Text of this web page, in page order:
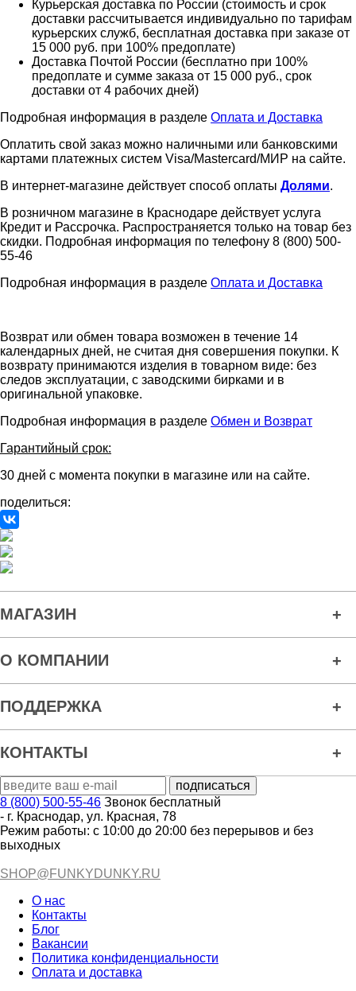
Курьерская доставка по России (стоимость и срок
доставки рассчитывается индивидуально по тарифам
курьерских служб, бесплатная доставка при заказе от
15 000 руб. при 100% предоплате)
Доставка Почтой России (бесплатно при 100%
предоплате и сумме заказа от 15 000 руб., срок
доставки от 4 рабочих дней)
Подробная информация в разделе Оплата и Доставка
Оплатить свой заказ можно наличными или банковскими
картами платежных систем Visa/Mastercard/МИР на сайте.
В интернет-магазине действует способ оплаты Долями.
В розничном магазине в Краснодаре действует услуга
Кредит и Рассрочка. Распространяется только на товар без
скидки. Подробная информация по телефону 8 (800) 500-
55-46
Подробная информация в разделе Оплата и Доставка
Возврат или обмен товара возможен в течение 14
календарных дней, не считая дня совершения покупки. К
возврату принимаются изделия в товарном виде: без
следов эксплуатации, с заводскими бирками и в
оригинальной упаковке.
Подробная информация в разделе Обмен и Возврат
Гарантийный срок:
30 дней с момента покупки в магазине или на сайте.
поделиться:
МАГАЗИН
О КОМПАНИИ
ПОДДЕРЖКА
КОНТАКТЫ
8 (800) 500-55-46 Звонок бесплатный
- г. Краснодар, ул. Красная, 78
Режим работы: с 10:00 до 20:00 без перерывов и без
выходных
SHOP@FUNKYDUNKY.RU
О нас
Контакты
Блог
Вакансии
Политика конфиденциальности
Оплата и доставка